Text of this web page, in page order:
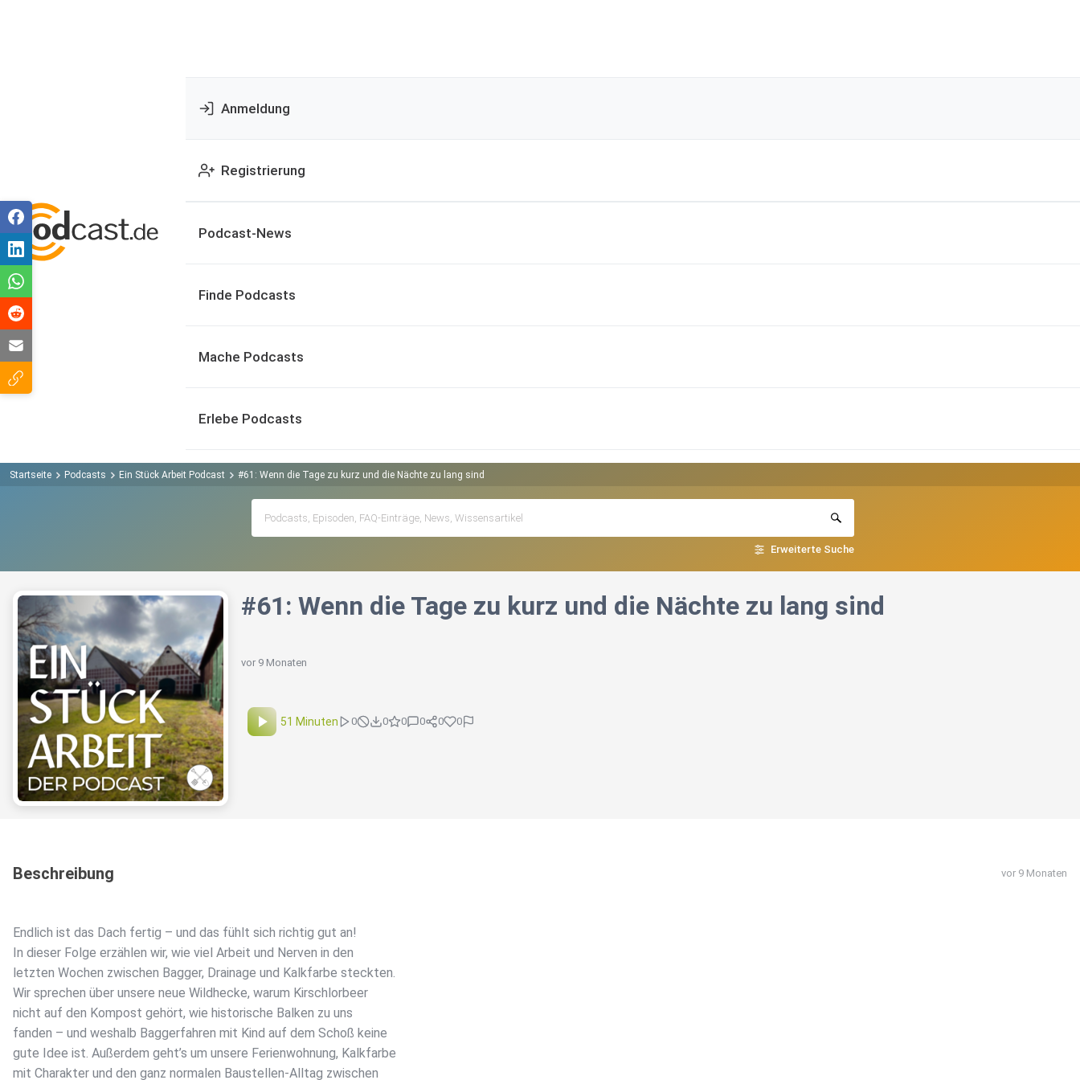
Anmeldung
Registrierung
Podcast-News
Finde Podcasts
Mache Podcasts
Erlebe Podcasts
Startseite Podcasts Ein Stück Arbeit Podcast #61: Wenn die Tage zu kurz und die Nächte zu lang sind
Erweiterte Suche
#61: Wenn die Tage zu kurz und die Nächte zu lang sind
vor 9 Monaten
51 Minuten 0 0 0 0 0 0
Beschreibung vor 9 Monaten
Endlich ist das Dach fertig – und das fühlt sich richtig gut an!
In dieser Folge erzählen wir, wie viel Arbeit und Nerven in den
letzten Wochen zwischen Bagger, Drainage und Kalkfarbe steckten.
Wir sprechen über unsere neue Wildhecke, warum Kirschlorbeer
nicht auf den Kompost gehört, wie historische Balken zu uns
fanden – und weshalb Baggerfahren mit Kind auf dem Schoß keine
gute Idee ist. Außerdem geht’s um unsere Ferienwohnung, Kalkfarbe
mit Charakter und den ganz normalen Baustellen-Alltag zwischen